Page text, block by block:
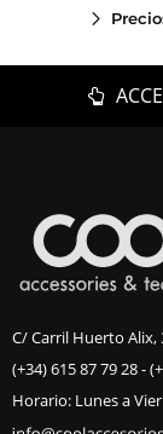
C/ Carril Huerto Alix,
(+34) 615 87 79 28-
Horario: Lunes a